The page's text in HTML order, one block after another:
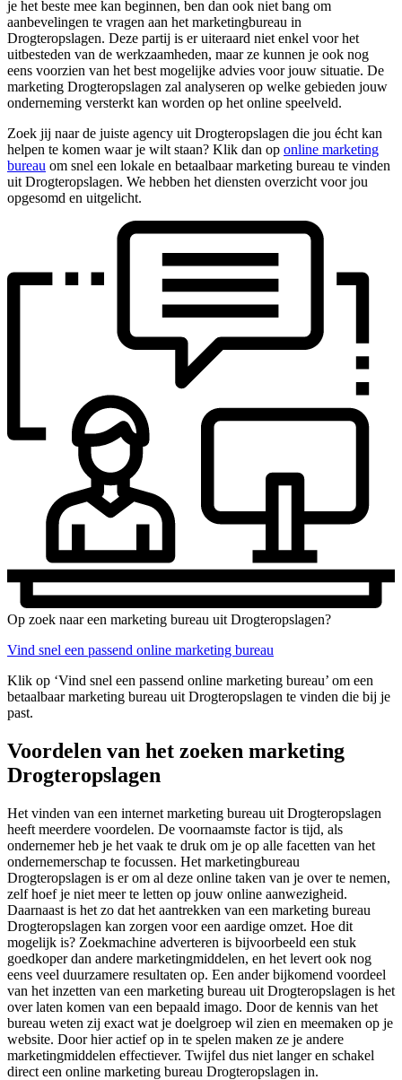
je het beste mee kan beginnen, ben dan ook niet bang om
aanbevelingen te vragen aan het marketingbureau in
Drogteropslagen. Deze partij is er uiteraard niet enkel voor het
uitbesteden van de werkzaamheden, maar ze kunnen je ook nog
eens voorzien van het best mogelijke advies voor jouw situatie. De
marketing Drogteropslagen zal analyseren op welke gebieden jouw
onderneming versterkt kan worden op het online speelveld.
Zoek jij naar de juiste agency uit Drogteropslagen die jou écht kan
helpen te komen waar je wilt staan? Klik dan op online marketing
bureau om snel een lokale en betaalbaar marketing bureau te vinden
uit Drogteropslagen. We hebben het diensten overzicht voor jou
opgesomd en uitgelicht.
Op zoek naar een marketing bureau uit Drogteropslagen?
Vind snel een passend online marketing bureau
Klik op ‘Vind snel een passend online marketing bureau’ om een
betaalbaar marketing bureau uit Drogteropslagen te vinden die bij je
past.
Voordelen van het zoeken marketing
Drogteropslagen
Het vinden van een internet marketing bureau uit Drogteropslagen
heeft meerdere voordelen. De voornaamste factor is tijd, als
ondernemer heb je het vaak te druk om je op alle facetten van het
ondernemerschap te focussen. Het marketingbureau
Drogteropslagen is er om al deze online taken van je over te nemen,
zelf hoef je niet meer te letten op jouw online aanwezigheid.
Daarnaast is het zo dat het aantrekken van een marketing bureau
Drogteropslagen kan zorgen voor een aardige omzet. Hoe dit
mogelijk is? Zoekmachine adverteren is bijvoorbeeld een stuk
goedkoper dan andere marketingmiddelen, en het levert ook nog
eens veel duurzamere resultaten op. Een ander bijkomend voordeel
van het inzetten van een marketing bureau uit Drogteropslagen is het
over laten komen van een bepaald imago. Door de kennis van het
bureau weten zij exact wat je doelgroep wil zien en meemaken op je
website. Door hier actief op in te spelen maken ze je andere
marketingmiddelen effectiever. Twijfel dus niet langer en schakel
direct een online marketing bureau Drogteropslagen in.